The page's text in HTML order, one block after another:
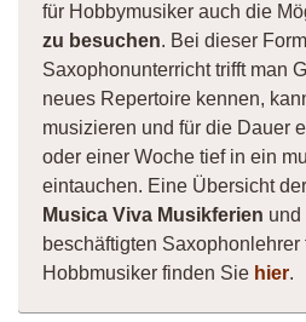
für Hobbymusiker auch die
zu besuchen. Bei dieser
Saxophonunterricht trifft man
neues Repertoire kennen,
musizieren und für die Dauer
oder einer Woche tief in ein
eintauchen. Eine Übersicht
Musica Viva Musikferien und
beschäftigten
Hobbmusiker finden Sie hier.